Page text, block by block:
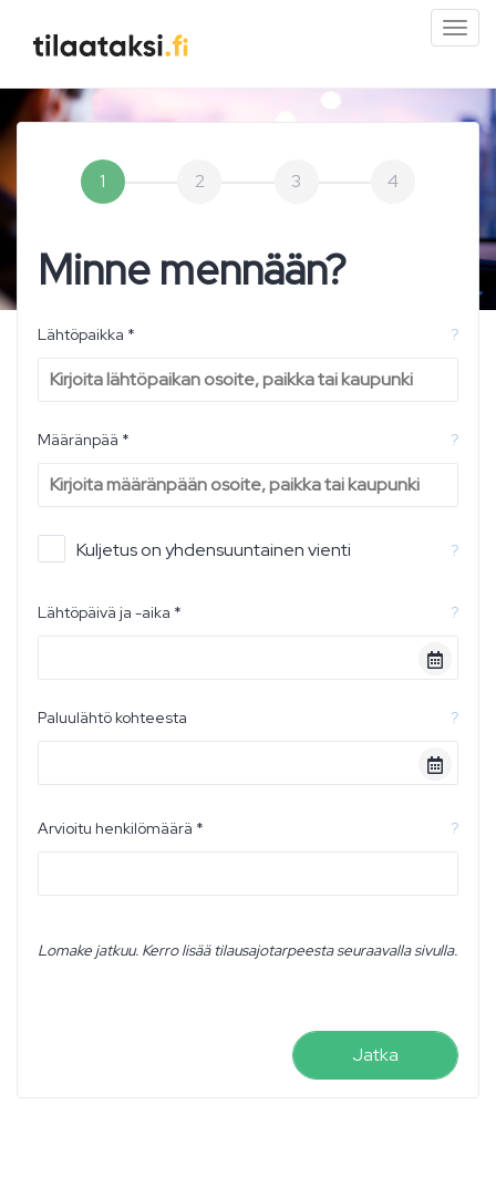
1 2 3 4
Minne mennään?
Lähtöpaikka * ?
Määränpää * ?
Kuljetus on yhdensuuntainen vienti ?
Lähtöpäivä ja -aika * ?
Paluulähtö kohteesta ?
Arvioitu henkilömäärä * ?
Lomake jatkuu. Kerro lisää tilausajotarpeesta seuraavalla sivulla.
Jatka